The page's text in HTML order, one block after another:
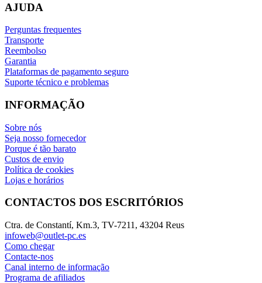
AJUDA
Perguntas frequentes
Transporte
Reembolso
Garantia
Plataformas de pagamento seguro
Suporte técnico e problemas
INFORMAÇÃO
Sobre nós
Seja nosso fornecedor
Porque é tão barato
Custos de envio
Política de cookies
Lojas e horários
CONTACTOS DOS ESCRITÓRIOS
Ctra. de Constantí, Km.3, TV-7211, 43204 Reus
infoweb@outlet-pc.es
Como chegar
Contacte-nos
Canal interno de informação
Programa de afiliados